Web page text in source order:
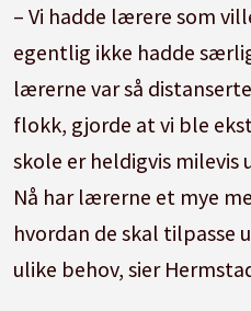
– Vi hadde lærere som
egentlig ikke hadde
lærerne var så
flokk, gjorde at vi ble
skole er heldigvis milevis
Nå har lærerne et mye
hvordan de skal tilpasse
ulike behov, sier